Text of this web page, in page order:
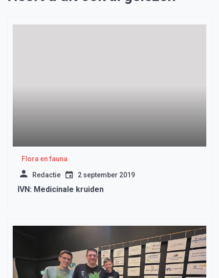
Flora en fauna
Redactie 2 september 2019
IVN: Medicinale kruiden